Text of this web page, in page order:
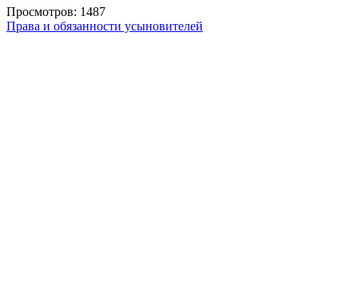
Просмотров: 1487
Права и обязанности усыновителей